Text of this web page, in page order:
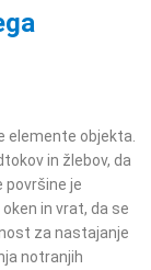
elemente objekta.
in žlebov, da
površine je
in vrat, da se
za nastajanje
notranjih